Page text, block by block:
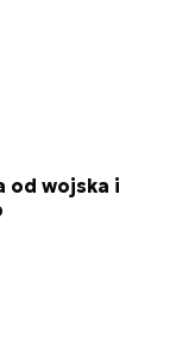
od wojska i